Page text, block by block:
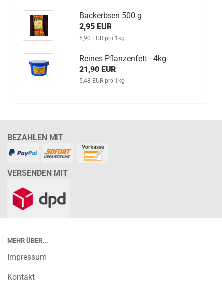
Backerbsen 500 g
2,95 EUR
5,90 EUR pro 1kg
Reines Pflanzenfett - 4kg
21,90 EUR
5,48 EUR pro 1kg
BEZAHLEN MIT
VERSENDEN MIT
MEHR ÜBER...
Impressum
Kontakt